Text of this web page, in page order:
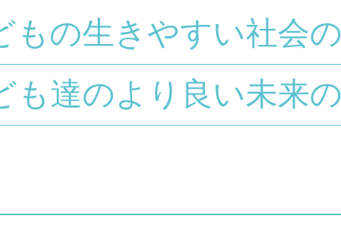
もの生きやすい社会
も達のより良い未来